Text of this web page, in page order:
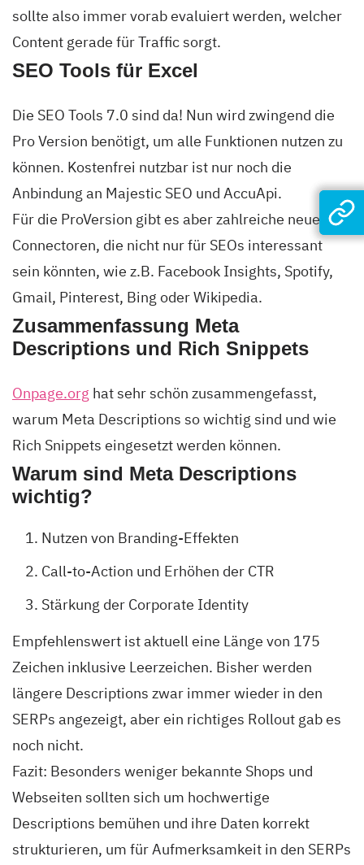
sollte also immer vorab evaluiert werden, welcher
Content gerade für Traffic sorgt.
SEO Tools für Excel
Die SEO Tools 7.0 sind da! Nun wird zwingend die
Pro Version benötigt, um alle Funktionen nutzen zu
können. Kostenfrei nutzbar ist nur noch die
Anbindung an Majestic SEO und AccuApi.
Für die ProVersion gibt es aber zahlreiche neue
Connectoren, die nicht nur für SEOs interessant
sein könnten, wie z.B. Facebook Insights, Spotify,
Gmail, Pinterest, Bing oder Wikipedia.
Zusammenfassung Meta
Descriptions und Rich Snippets
Onpage.org hat sehr schön zusammengefasst,
warum Meta Descriptions so wichtig sind und wie
Rich Snippets eingesetzt werden können.
Warum sind Meta Descriptions
wichtig?
Nutzen von Branding-Effekten
Call-to-Action und Erhöhen der CTR
Stärkung der Corporate Identity
Empfehlenswert ist aktuell eine Länge von 175
Zeichen inklusive Leerzeichen. Bisher werden
längere Descriptions zwar immer wieder in den
SERPs angezeigt, aber ein richtiges Rollout gab es
noch nicht.
Fazit: Besonders weniger bekannte Shops und
Webseiten sollten sich um hochwertige
Descriptions bemühen und ihre Daten korrekt
strukturieren, um für Aufmerksamkeit in den SERPs